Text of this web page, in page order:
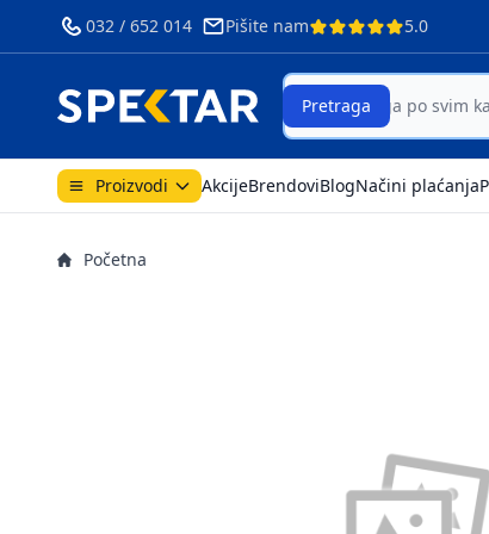
032 / 652 014 Pišite nam 5.0
Search
Pretraga
Proizvodi AkcijeBrendoviBlogNačini plaćanja
Početna